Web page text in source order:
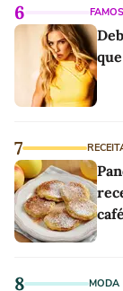
6
7
8 MODA